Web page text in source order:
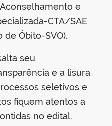
e
CTA/SAE
de Óbito-SVO).
seu
e a lisura
seletivos e
fiquem atentos a
no edital.